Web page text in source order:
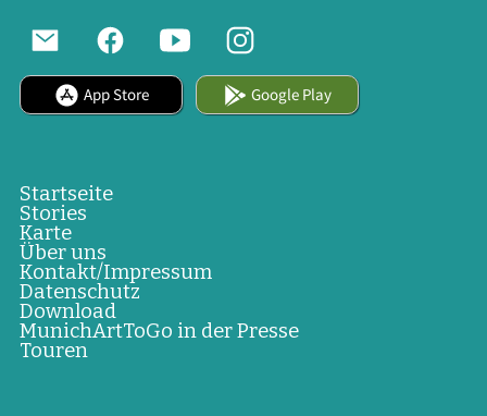
App Store Google Play
Startseite
Stories
Karte
Über uns
Kontakt/Impressum
Datenschutz
Download
MunichArtToGo in der Presse
Touren